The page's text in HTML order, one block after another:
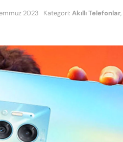
2023 Kategori: Akıllı Telefonlar,